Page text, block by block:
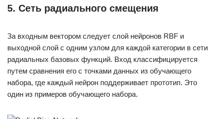
5. Сеть радиального смещения
За входным вектором следует слой нейронов RBF и
выходной слой с одним узлом для каждой категории в сети
радиальных базовых функций. Вход классифицируется
путем сравнения его с точками данных из обучающего
набора, где каждый нейрон поддерживает прототип. Это
один из примеров обучающего набора.